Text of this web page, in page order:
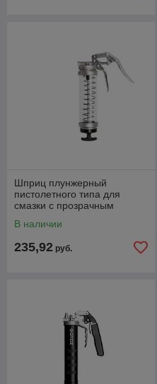
Шприц плунжерный
пистолетного типа для
смазки с прозрачным
G5RF/B-CL
В наличии
235,92 руб.